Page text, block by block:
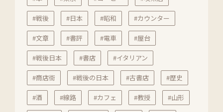
#戦後 #日本 #昭和 #カウンター
#文章 #書評 #電車 #屋台
#戦後日本 #書店 #イタリアン
#商店街 #戦後の日本 #古書店 #歴史
#酒 #線路 #カフェ #教授 #山形